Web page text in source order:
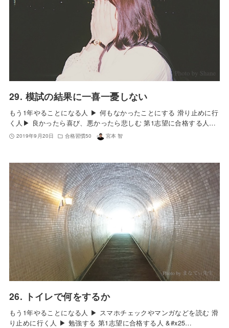
29. 模試の結果に一喜一憂しない
もう1年やることになる人 ▶︎ 何もなかったことにする 滑り止めに行
く人▶︎ 良かったら喜び、悪かったら悲しむ 第1志望に合格する人…
2019年9月20日 合格習慣50 宮本 智
26. トイレで何をするか
もう1年やることになる人 ▶︎ スマホチェックやマンガなどを読む 滑
り止めに行く人 ▶︎ 勉強する 第1志望に合格する人 &#x25…